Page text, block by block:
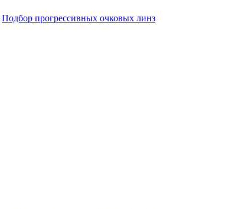
Подбор прогрессивных очковых линз